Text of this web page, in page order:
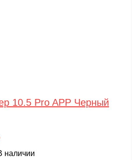
10.5 Pro APP Черный
наличии